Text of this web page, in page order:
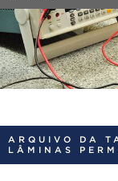
COBALTO
CONCURSOS
EDITAIS
INTERNACIONAL
PORTARIAS
ARQUIVO DA
LÂMINAS